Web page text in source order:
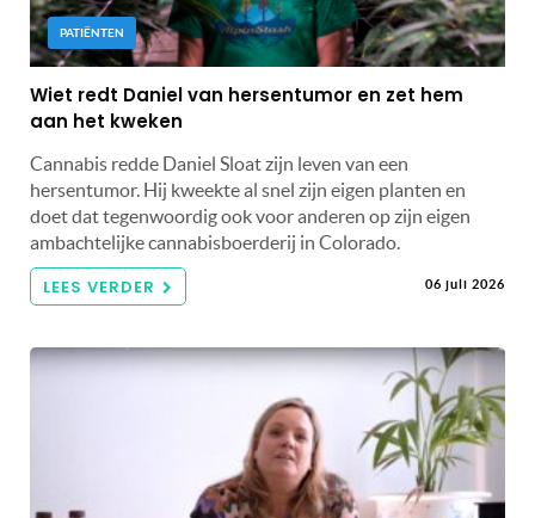
PATIËNTEN
Wiet redt Daniel van hersentumor en zet hem
aan het kweken
Cannabis redde Daniel Sloat zijn leven van een
hersentumor. Hij kweekte al snel zijn eigen planten en
doet dat tegenwoordig ook voor anderen op zijn eigen
ambachtelijke cannabisboerderij in Colorado.
LEES VERDER 06 juli 2026